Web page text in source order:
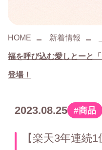
HOME 新着情報
福を呼び込む愛しとーと
登場！
【楽天3年連続
2023.08.25カ 商品